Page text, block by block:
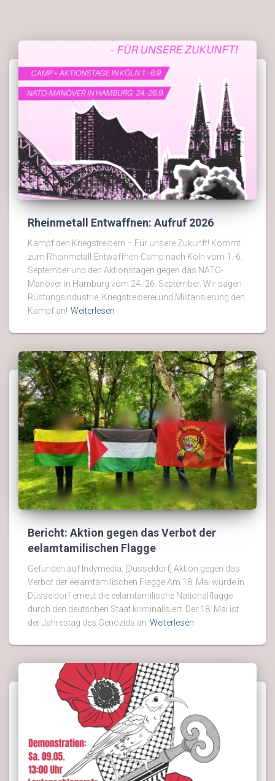
Rheinmetall Entwaffnen: Aufruf 2026
Kampf den Kriegstreibern – Für unsere Zukunft! Kommt
zum Rheinmetall-Entwaffnen-Camp nach Köln vom 1.-6.
September und den Aktionstagen gegen das NATO-
Manöver in Hamburg vom 24.-26. September. Wir sagen
Rüstungsindustrie, Kriegstreiberei und Militarisierung den
Kampf an! Weiterlesen
Bericht: Aktion gegen das Verbot der
eelamtamilischen Flagge
Gefunden auf Indymedia: [Düsseldorf] Aktion gegen das
Verbot der eelamtamilischen Flagge Am 18. Mai wurde in
Düsseldorf erneut die eelamtamilische Nationalflagge
durch den deutschen Staat kriminalisiert. Der 18. Mai ist
der Jahrestag des Genozids an Weiterlesen